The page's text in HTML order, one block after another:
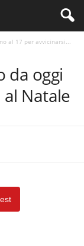
al 17 per avvicinarsi...
da oggi
Natale